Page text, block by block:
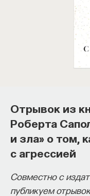
Отрывок из
Роберта
и зла» о том,
с агрессией
Совместно с
публикуем